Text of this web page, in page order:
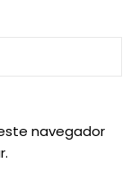
navegador